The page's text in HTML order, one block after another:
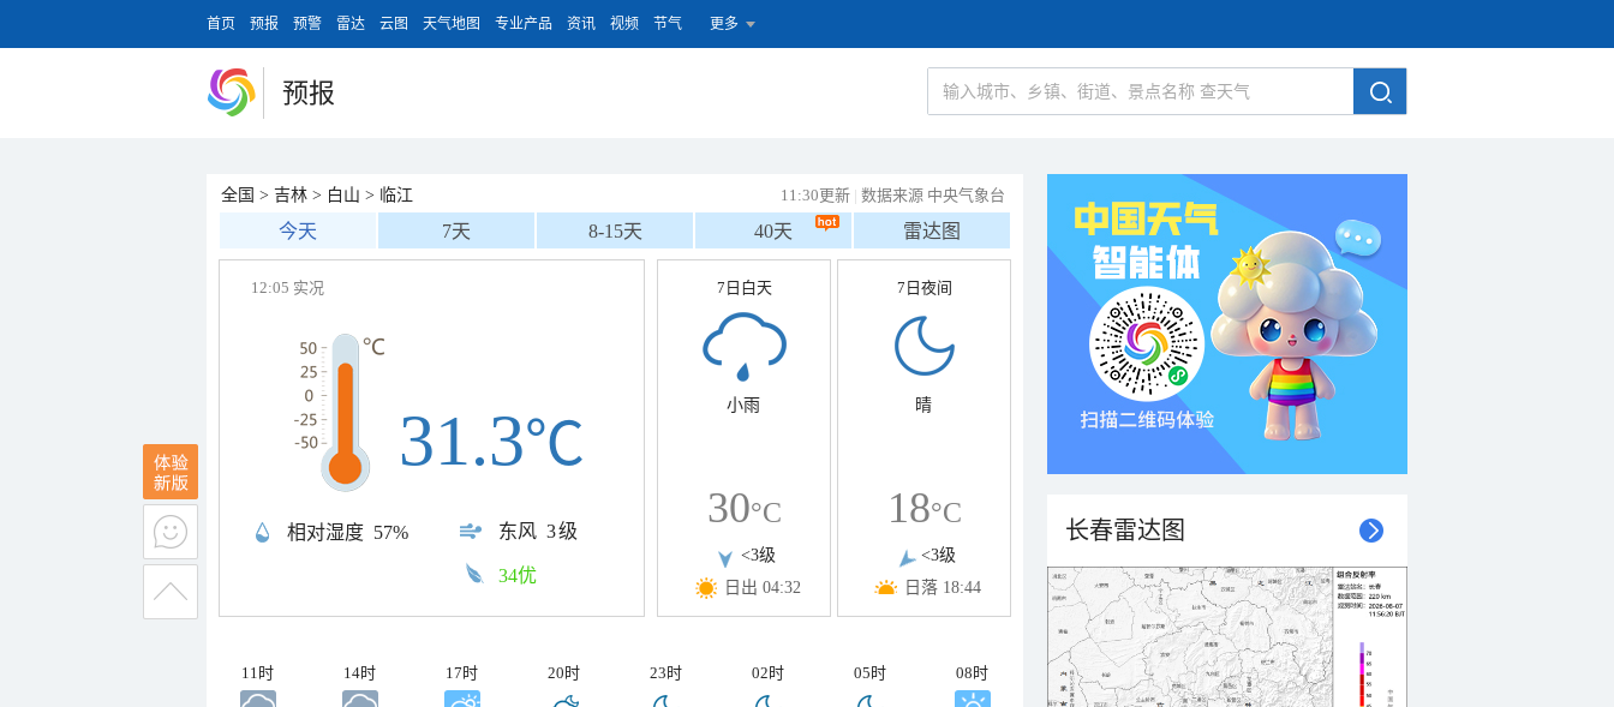
首页 预报 预警 雷达 云图 天气地图 专业产品 资讯 视频 节气 更多
预报
全国 > 吉林 > 白山 > 临江 11:30更新 | 数据来源 中央气象台
今天 7天 8-15天 40天 雷达图
12:05 实况
相对湿度 57% 东风 3级
31.3℃
34优
7日白天
小雨
30°C
<3级
日出 04:32
7日夜间
晴
18°C
<3级
日落 18:44
11时 14时 17时 20时 23时 02时 05时 08时
长春雷达图